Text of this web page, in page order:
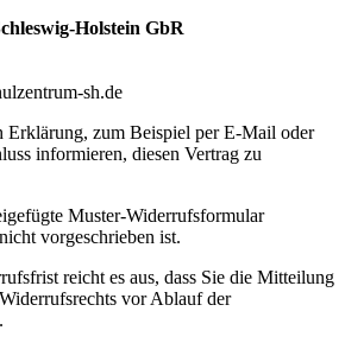
Holstein GbR
sh.de
Erklärung, zum Beispiel per E-Mail oder
informieren, diesen Vertrag zu
Muster-Widerrufsformular
vorgeschrieben ist.
reicht es aus, dass Sie die Mitteilung
vor Ablauf der